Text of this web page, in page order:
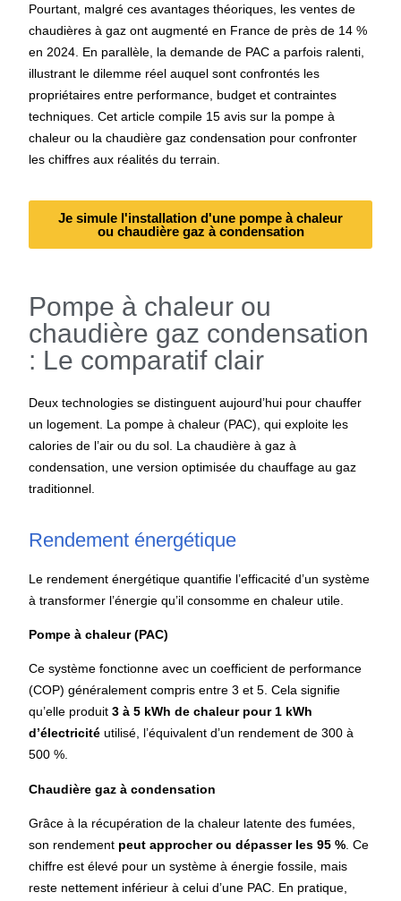
Pourtant, malgré ces avantages théoriques, les ventes de
chaudières à gaz ont augmenté en France de près de 14 %
en 2024. En parallèle, la demande de PAC a parfois ralenti,
illustrant le dilemme réel auquel sont confrontés les
propriétaires entre performance, budget et contraintes
techniques. Cet article compile 15avis sur la pompe à
chaleur ou la chaudière gaz condensation pour confronter
les chiffres aux réalités du terrain.
Je simule l'installation d'une pompe à chaleur
ou chaudière gaz à condensation
Pompe à chaleur ou
chaudière gaz condensation
: Le comparatif clair
Deux technologies se distinguent aujourd’hui pour chauffer
un logement. La pompe à chaleur (PAC), qui exploite les
calories de l’air ou du sol. La chaudière à gaz à
condensation, une version optimisée du chauffage au gaz
traditionnel.
Rendement énergétique
Le rendement énergétique quantifie l’efficacité d’un système
à transformer l’énergie qu’il consomme en chaleur utile.
Pompe à chaleur (PAC)
Ce système fonctionne avec un coefficient de performance
(COP) généralement compris entre 3 et 5. Cela signifie
qu’elle produit3 à 5 kWh de chaleur pour 1 kWh
d’électricité utilisé, l’équivalent d’un rendement de 300 à
500 %.
Chaudière gaz à condensation
Grâce à la récupération de la chaleur latente des fumées,
son rendement peut approcher ou dépasser les 95 %. Ce
chiffre est élevé pour un système à énergie fossile, mais
reste nettement inférieur à celui d’une PAC. En pratique,